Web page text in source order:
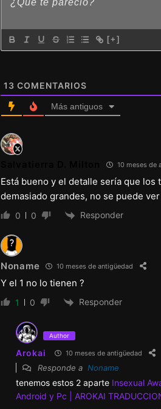
0.56-
Se agregó una nueva
Se agregó un nuevo
sexo anal y felación a la
mamá.
Cambios
Se agregó un diálogo
paja en las axilas en la
sexual de mamá si el
opción de vello
Se corrigió un fallo al
siguiente escena» en el
de
[+]
13 COMENTARIOS
Más antiguos
10 meses de
Está bueno y el detalle sería que los
demasiado grandes, no se puede
0 0 Responder
Noname 10 meses de antigüedad
Y el 1 no lo tienen ?
1 0 Responder
Author
Arokai 10 meses de antigüedad
Responde a Noname
tenemos estos 2 aparte Insexual
Android y Pc | AROKAI